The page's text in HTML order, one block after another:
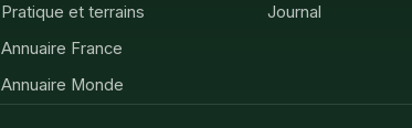
Pratique et terrains
Annuaire France
Annuaire Monde
Journal